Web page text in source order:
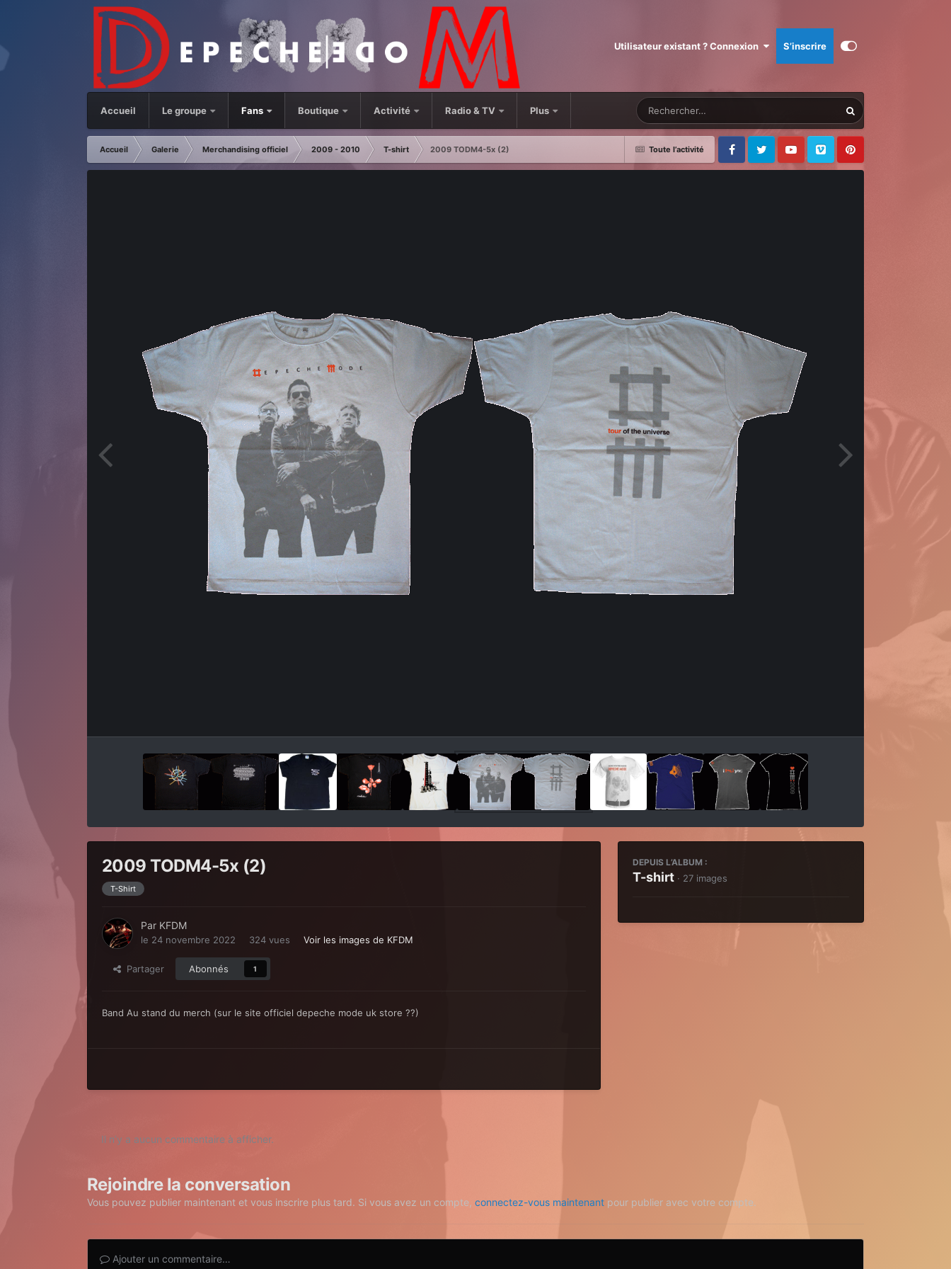
Utilisateur existant ? Connexion S’inscrire
Accueil Le groupe Fans Boutique Activité Radio & TV Plus
Toute l’activité
Accueil Galerie Merchandising officiel 2009 - 2010 T-shirt
2009 TODM4-5x (2)
FacebookTwitter Youtube Vimeo Pinterest
2009 TODM4-5x (2)
T-Shirt
Par KFDM
le 24 novembre 2022 324 vues Voir les images de KFDM
Partager Abonnés 1
Band Au stand du merch (sur le site officiel depeche mode uk store ??)
DEPUIS L’ALBUM :
T-shirt · 27 images
Il n’y a aucun commentaire à afficher.
Rejoindre la conversation
Vous pouvez publier maintenant et vous inscrire plus tard. Si vous avez un compte, connectez-vous maintenantpour publier avec votre compte.
Ajouter un commentaire…